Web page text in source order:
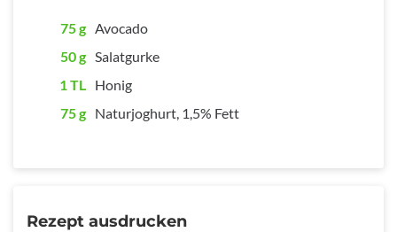
75 g Avocado
50 g Salatgurke
1 TL Honig
75 g Naturjoghurt, 1,5% Fett
Rezept ausdrucken